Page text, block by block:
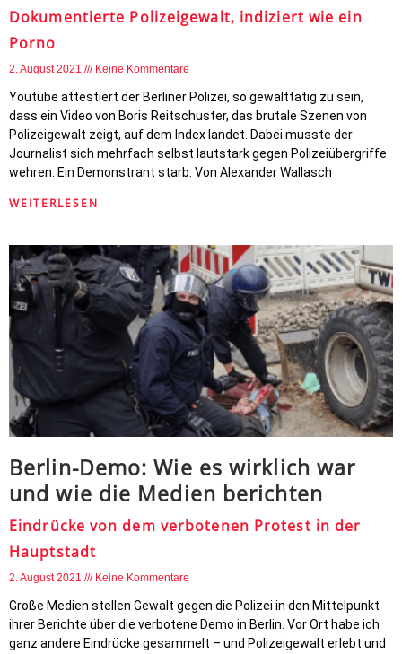
Dokumentierte Polizeigewalt, indiziert wie ein
Porno
2. August 2021 Keine Kommentare
Youtube attestiert der Berliner Polizei, so gewalttätig zu sein,
dass ein Video von Boris Reitschuster, das brutale Szenen von
Polizeigewalt zeigt, auf dem Index landet. Dabei musste der
Journalist sich mehrfach selbst lautstark gegen Polizeiübergriffe
wehren. Ein Demonstrant starb. Von Alexander Wallasch
WEITERLESEN
Berlin-Demo: Wie es wirklich war
und wie die Medien berichten
Eindrücke von dem verbotenen Protest in der
Hauptstadt
2. August 2021 Keine Kommentare
Große Medien stellen Gewalt gegen die Polizei in den Mittelpunkt
ihrer Berichte über die verbotene Demo in Berlin. Vor Ort habe ich
ganz andere Eindrücke gesammelt – und Polizeigewalt erlebt und